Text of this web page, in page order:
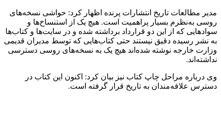
مدیر مطالعات تاریخ انتشارات پرنده اظهار کرد: حواشی نسخه‌‌های
روسی به‌نظرم بسیار پراهمیت است. هیچ یک از استنساخ‌ها و
سوادهایی که از این دو قرارداد برداشته شده و در سایت‌ها و کتاب‌ها
به نشر رسیده دقیق نیستند حتی کتاب‌هایی که توسط مدیران قدیمی
وزارت خارجه نوشته شده‌اند هیچ یک به نسخه‌های روسی دسترسی
نداشته‌اند.
وی درباره مراحل چاپ کتاب نیز بیان کرد: اکنون این کتاب در
دسترس علاقه‌مندان به تاریخ قرار گرفته است.